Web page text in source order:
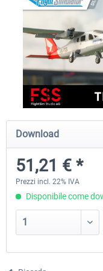
FlightSim Studio - E-Jets
40,96 € *
Download
51,21 € *
Prezzi incl. 22% IVA
Disponibile come